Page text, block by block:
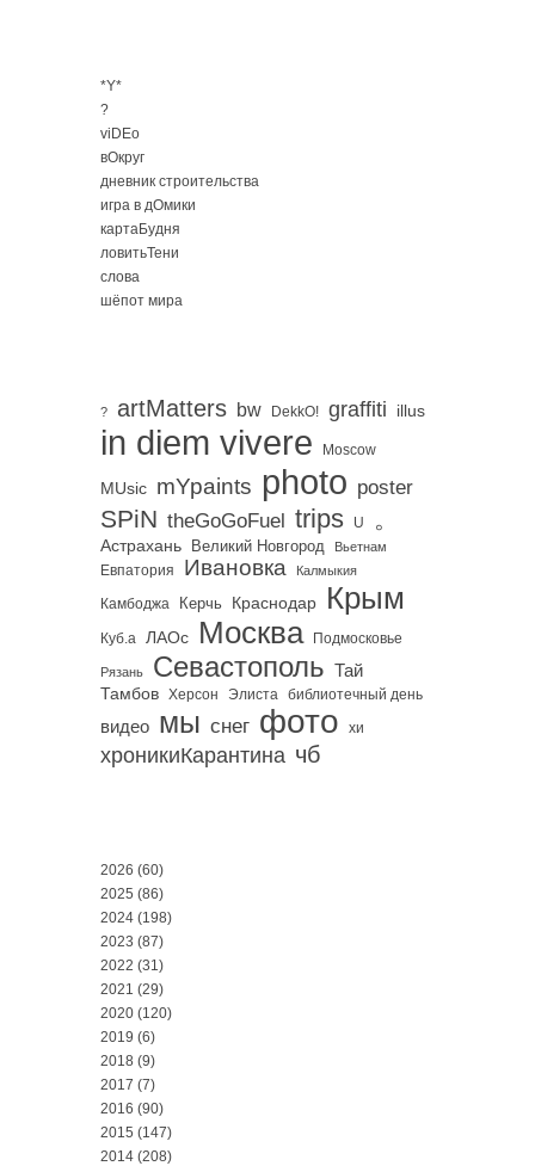
*Y*
?
viDEo
вОкруг
дневник строительства
игра в дОмики
картаБудня
ловитьТени
слова
шёпот мира
? artMatters bw DekkO! graffiti illus
in diem vivere Moscow
MUsic mYpaints photo poster
SPiN theGoGoFuel trips U 。
Астрахань Великий Новгород Вьетнам
Евпатория Ивановка Калмыкия
Камбоджа Керчь Краснодар Крым
Куб.а ЛАОс Москва Подмосковье
Рязань Севастополь Тай
Тамбов Херсон Элиста библиотечный день
видео мы снег фото хи
хроникиКарантина чб
2026 (60)
2025 (86)
2024 (198)
2023 (87)
2022 (31)
2021 (29)
2020 (120)
2019 (6)
2018 (9)
2017 (7)
2016 (90)
2015 (147)
2014 (208)